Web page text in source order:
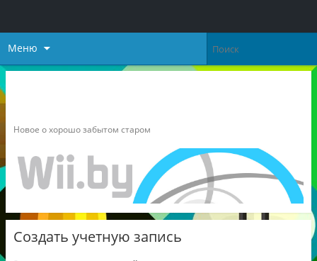
Меню
Новое о хорошо забытом старом
Создать учетную запись